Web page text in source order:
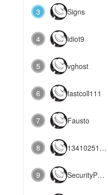
3 Signs
4 idiot9
5 vghost
6 fastcoll111
7 Fausto
8 1341025112991831
9 SecurityPaper